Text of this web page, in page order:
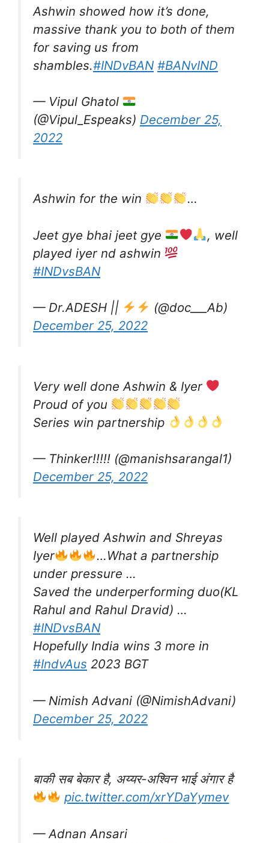
Ashwin showed how it’s done,
massive thank you to both of them
for saving us from
shambles.#INDvBAN #BANvIND
— Vipul Ghatol
(@Vipul_Espeaks) December 25,
2022
Ashwin for the win …
Jeet gye bhai jeet gye
, well
played iyer nd ashwin
#INDvsBAN
— Dr.ADESH ||
(@doc___Ab)
December 25, 2022
Very well done Ashwin & Iyer
Proud of you
Series win partnership
— Thinker!!!!! (@manishsarangal1)
December 25, 2022
Well played Ashwin and Shreyas
Iyer
…What a partnership
under pressure …
Saved the underperforming duo(KL
Rahul and Rahul Dravid) …
#INDvsBAN
Hopefully India wins 3 more in
#IndvAus 2023 BGT
— Nimish Advani (@NimishAdvani)
December 25, 2022
बाकी सब बेकार है, अय्यर-अश्विन भाई अंगार है
pic.twitter.com/xrYDaYymev
— Adnan Ansari